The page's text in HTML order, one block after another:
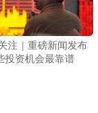
注｜重磅新闻发布
投资机会最靠谱